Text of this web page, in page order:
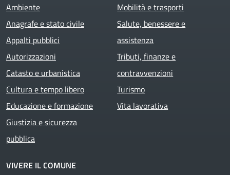
Ambiente
Anagrafe e stato civile
Appalti pubblici
Autorizzazioni
Catasto e urbanistica
Cultura e tempo libero
Educazione e formazione
Giustizia e sicurezza
pubblica
Mobilità e trasporti
Salute, benessere e
assistenza
Tributi, finanze e
contravvenzioni
Turismo
Vita lavorativa
VIVERE IL COMUNE